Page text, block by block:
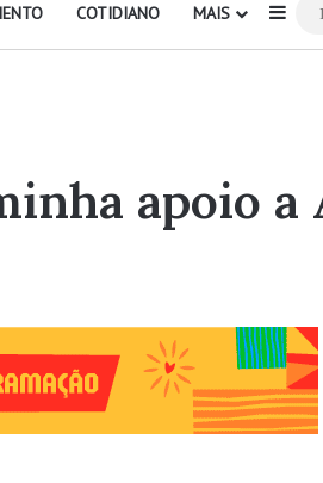
COTIDIANO MAIS
apoio a